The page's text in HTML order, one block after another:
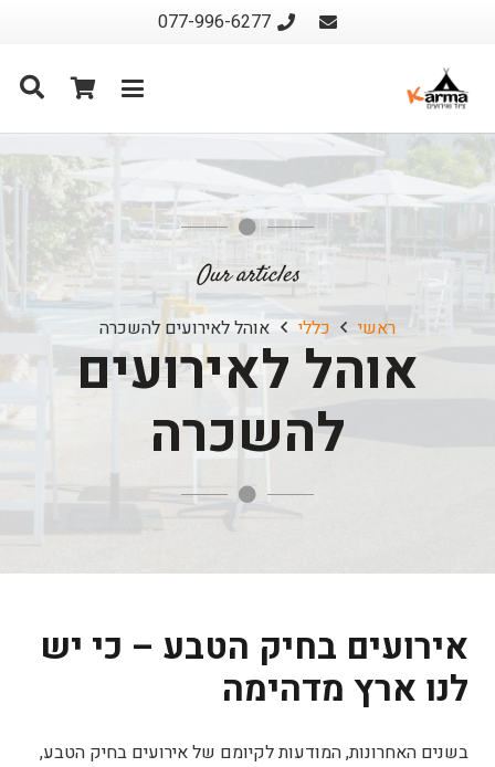
077-996-6277
Our articles
ראשי כללי אוהל לאירועים להשכרה
אוהל לאירועים
להשכרה
אירועים בחיק הטבע – כי יש
לנו ארץ מדהימה
בשנים האחרונות, המודעות לקיומם של אירועים בחיק הטבע,